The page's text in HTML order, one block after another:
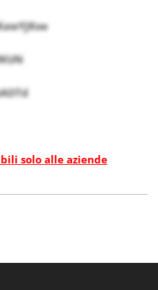
solo alle aziende